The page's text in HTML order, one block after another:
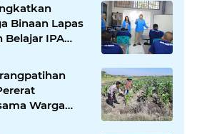
Binaan Lapas
Belajar IPA
UNIPMA
Warga
yang